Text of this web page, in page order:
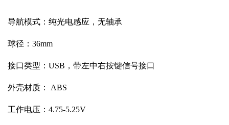
导航模式：纯光电感应，无轴承
球径：36mm
接口类型：USB，带左中右按键信号接口
外壳材质： ABS
工作电压：4.75-5.25V